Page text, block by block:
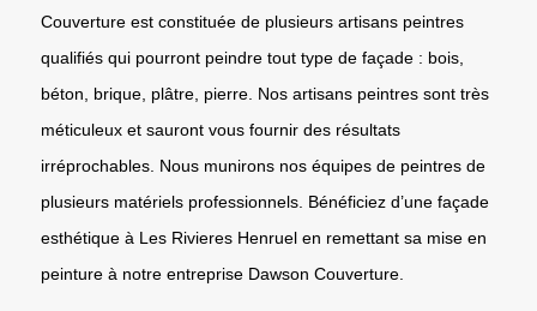
Couverture est constituée de plusieurs artisans peintres
qualifiés qui pourront peindre tout type de façade : bois,
béton, brique, plâtre, pierre. Nos artisans peintres sont très
méticuleux et sauront vous fournir des résultats
irréprochables. Nous munirons nos équipes de peintres de
plusieurs matériels professionnels. Bénéficiez d’une façade
esthétique à Les Rivieres Henruel en remettant sa mise en
peinture à notre entreprise Dawson Couverture.